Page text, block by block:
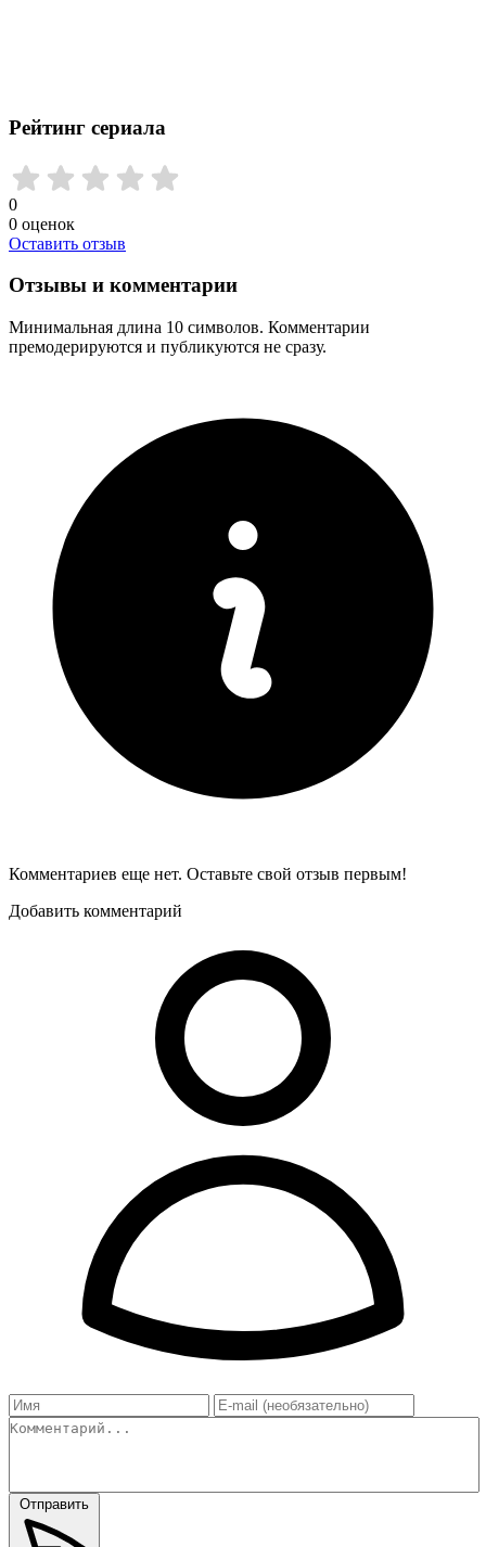
Рейтинг сериала
0
0 оценок
Оставить отзыв
Отзывы и комментарии
Минимальная длина 10 символов. Комментарии
премодерируются и публикуются не сразу.
Комментариев еще нет. Оставьте свой отзыв первым!
Добавить комментарий
Отправить